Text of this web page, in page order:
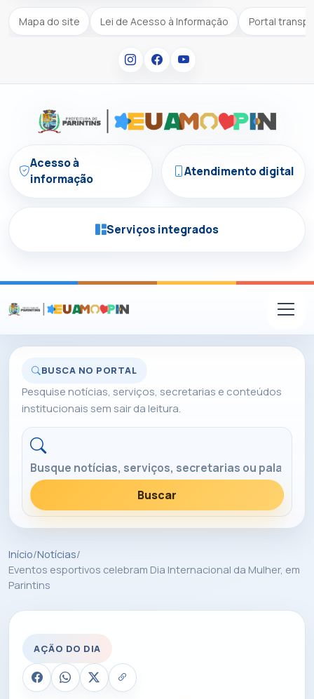
Mapa do site Lei de Acesso à Informação Portal
Acesso à
informação
Atendimento digital
Serviços integrados
BUSCA NO PORTAL
Pesquise notícias, serviços, secretarias e conteúdos
institucionais sem sair da leitura.
Buscar no portal
Buscar
Início/Notícias/
Eventos esportivos celebram Dia Internacional da Mulher, em
Parintins
AÇÃO DO DIA